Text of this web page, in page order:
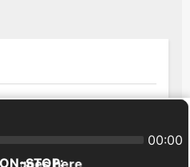
zaštićena Designed by